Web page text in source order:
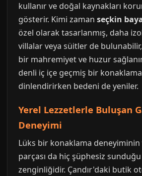
kullanır ve doğal kaynakları
gösterir. Kimi zaman seçkin
özel olarak tasarlanmış, daha
villalar veya süitler de
bir mahremiyet ve huzur
denli iç içe geçmiş bir
dinlendirirken bedeni de yeniler.
Yerel Lezzetlerle Buluşan
Deneyimi
Lüks bir konaklama
parçası da hiç şüphesiz
zenginliğidir. Çandır'daki butik